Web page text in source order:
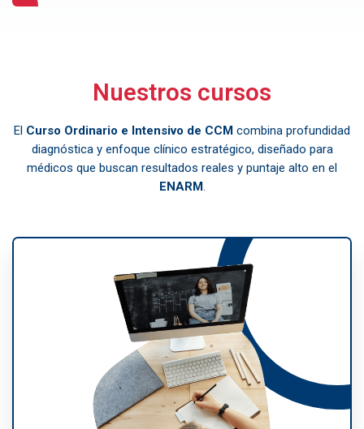
Nuestros cursos
El Curso Ordinario e Intensivo de CCM combina profundidad
diagnóstica y enfoque clínico estratégico,diseñado para
médicos que buscan resultados reales y puntaje alto en el
ENARM.